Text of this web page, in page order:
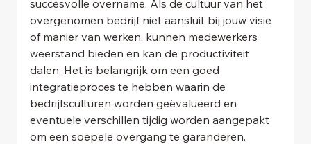
succesvolle overname. Als de cultuur van het
overgenomen bedrijf niet aansluit bij jouw visie
of manier van werken, kunnen medewerkers
weerstand bieden en kan de productiviteit
dalen. Het is belangrijk om een goed
integratieproces te hebben waarin de
bedrijfsculturen worden geëvalueerd en
eventuele verschillen tijdig worden aangepakt
om een soepele overgang te garanderen.